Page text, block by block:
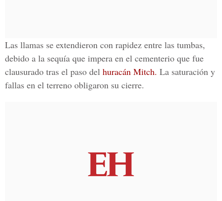
Las llamas se extendieron con rapidez entre las tumbas,
debido a la sequía que impera en el cementerio que fue
clausurado tras el paso del huracán Mitch. La saturación y
fallas en el terreno obligaron su cierre.